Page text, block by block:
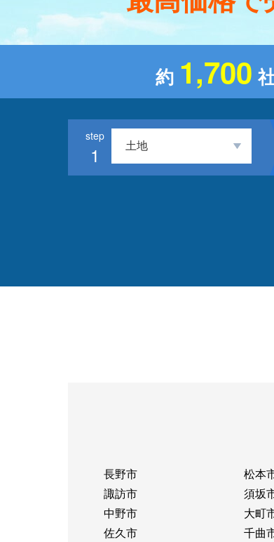
約 1,700
1
長野市 松本
諏訪市
須坂
中野市
大町
佐久市
千曲